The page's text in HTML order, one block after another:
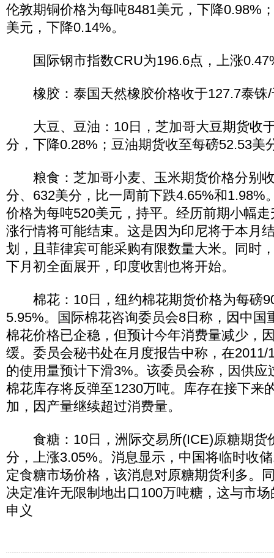
伦敦期铜价格为每吨8481美元，下降0.98%
美元，下降0.14%。
国际钢市指数CRU为196.6点，上涨
橡胶：泰国天然橡胶价格收于127.7泰铢/
大豆、豆油：10日，芝加哥大豆期货收
分，下降0.28%；豆油期货收至每磅52.53美
粮食：芝加哥小麦、玉米期货价格分别
分、632美分，比一周前下跌4.65%和1.98%
价格为每吨520美元，持平。经历前期小幅
涨行情将可能结束。这是因为印尼将于本月
划，且菲律宾可能采购有限数量大米。同时
下月初全面展开，印度收割也将开始。
棉花：10日，纽约棉花期货价格为每磅
5.95%。国际棉花咨询委员会8日称，因中国
棉花价格已企稳，但预计今年消费量减少，
缓。委员会秘书处在月度报告中称，在2011/
的使用量预计下滑3%。该委员会称，因供应
棉花库存将反弹至1230万吨。库存在接下来
加，因产量继续超过消费量。
食糖：10日，洲际交易所(ICE)原糖期货
分，上涨3.05%。消息显示，中国将临时收
定食糖市场价格，该消息对原糖期货利多。
决定准许无限制地出口100万吨糖，这与市
申义